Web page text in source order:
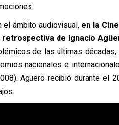
el ámbito audiovisual, en la
retrospectiva de Ignacio
de las últimas
nacionales e
Agüero recibió durante el